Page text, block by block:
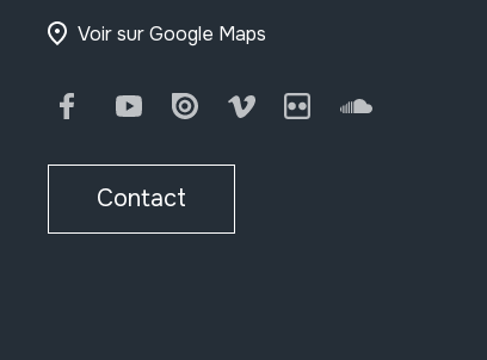
Voir sur Google Maps
FacebookYoutubeIssuu Vimeo Flickr
Contact